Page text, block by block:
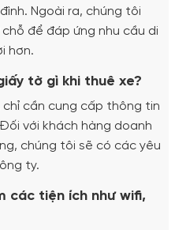
Ngoài ra, chúng tôi
để đáp ứng nhu cầu di
hơn.
tờ gì khi thuê xe?
cần cung cấp thông tin
với khách hàng doanh
chúng tôi sẽ có các yêu
ty.
các tiện ích như wifi,